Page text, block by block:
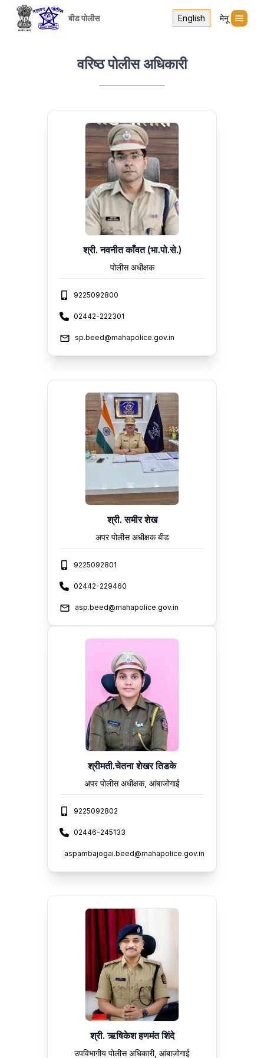
बीड पोलीस English मेनू
वरिष्ठ पोलीस अधिकारी
श्री. नवनीत काँवत (भा.पो.से.)
पोलीस अधीक्षक
9225092800
02442-222301
sp.beed@mahapolice.gov.in
श्री. समीर शेख
अपर पोलीस अधीक्षक बीड
9225092801
02442-229460
asp.beed@mahapolice.gov.in
श्रीमती.चेतना शेखर तिडके
अपर पोलीस अधीक्षक, आंबाजोगाई
9225092802
02446-245133
aspambajogai.beed@mahapolice.gov.in
श्री. ऋषिकेश हणमंत शिंदे
उपविभागीय पोलीस अधिकारी, आंबाजोगाई